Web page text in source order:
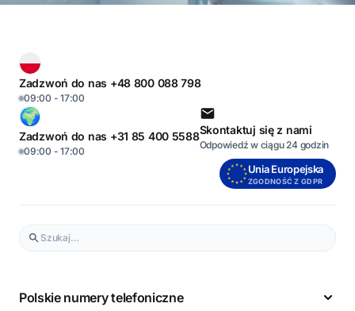
Zadzwoń do nas +48 800 088 798
09:00 - 17:00
Zadzwoń do nas +31 85 400 5588
09:00 - 17:00
Skontaktuj się z nami
Odpowiedź w ciągu 24 godzin
Unia Europejska
ZGODNOŚĆ Z GDPR
Polskie numery telefoniczne